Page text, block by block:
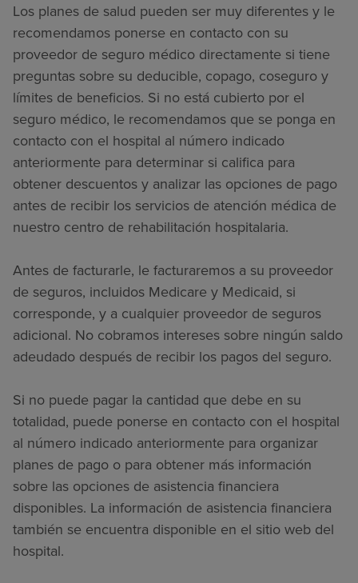
Los planes de salud pueden ser muy diferentes y le
recomendamos ponerse en contacto con su
proveedor de seguro médico directamente si tiene
preguntas sobre su deducible, copago, coseguro y
límites de beneficios. Si no está cubierto por el
seguro médico, le recomendamos que se ponga en
contacto con el hospital al número indicado
anteriormente para determinar si califica para
obtener descuentos y analizar las opciones de pago
antes de recibir los servicios de atención médica de
nuestro centro de rehabilitación hospitalaria.
Antes de facturarle, le facturaremos a su proveedor
de seguros, incluidos Medicare y Medicaid, si
corresponde, y a cualquier proveedor de seguros
adicional. No cobramos intereses sobre ningún saldo
adeudado después de recibir los pagos del seguro.
Si no puede pagar la cantidad que debe en su
totalidad, puede ponerse en contacto con el hospital
al número indicado anteriormente para organizar
planes de pago o para obtener más información
sobre las opciones de asistencia financiera
disponibles. La información de asistencia financiera
también se encuentra disponible en el sitio web del
hospital.